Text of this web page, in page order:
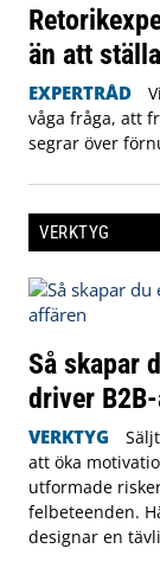
än att
EXPERTRÅD
våga fråga, att
segrar över
VERKTYG
Så skapar
driver
VERKTYG
att öka
utformade
felbeteenden.
designar en